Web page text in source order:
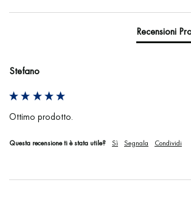
Recensioni
Stefano
Ottimo prodotto.
Questa recensione ti è stata utile? Sì Segnala Condividi